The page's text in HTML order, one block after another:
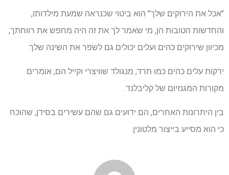
"אכל את הירוקים שלך" הוא ביטוי שכנראה שמעת מילדותו,
והחדשות הטובות הן, מי שאמר לך את זה היה מחפש את רווחתך,
מכיוון שירוקים כהים ועלים יכולים גם לשפר את השינה שלך.
ירקות עלים כהים כמו תרד, מנגולד שוויצרי וקייל הם, אומרים
מקורות המגנזיום של קליבלנד.
בין היתרונות האחרים, הם ידועים גם שהם עשירים בסידן, שהוכח
כי הוא מסייע בייצור מלטונין.